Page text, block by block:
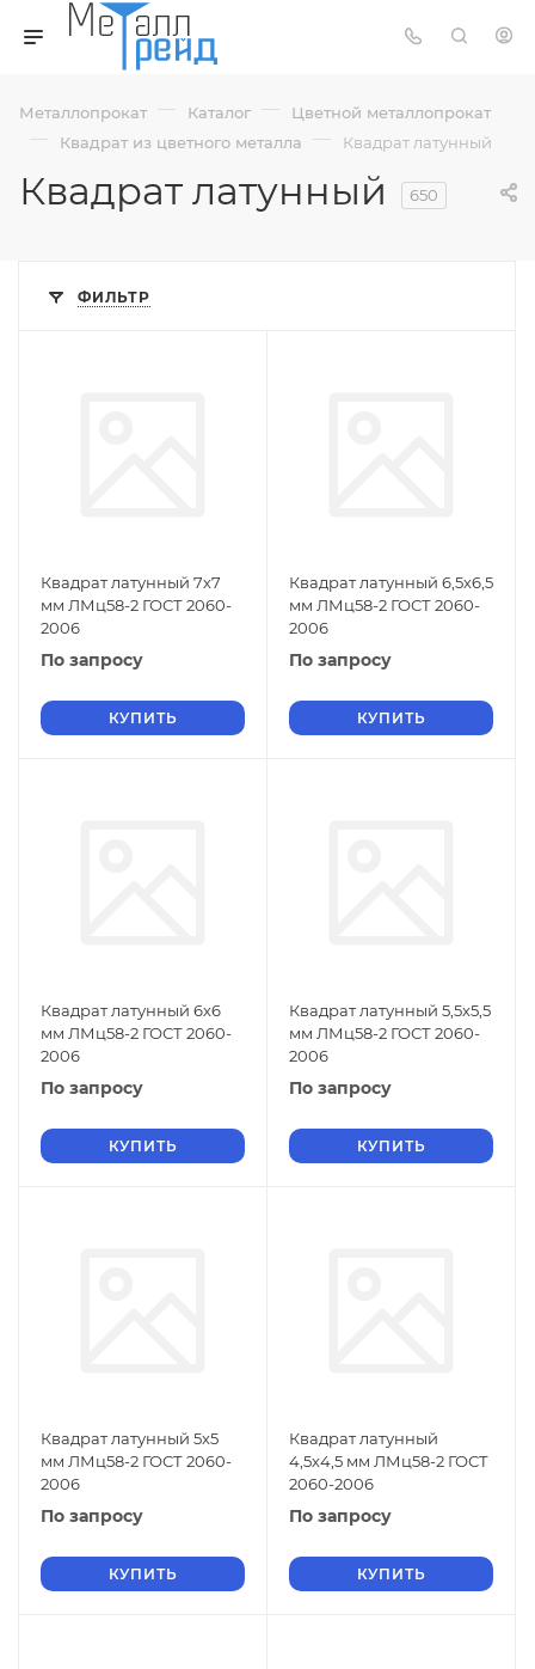
Металлопрокат — Каталог — Цветной металлопрокат
— Квадрат из цветного металла — Квадрат латунный
Квадрат латунный 650
ФИЛЬТР
Квадрат латунный 7х7
мм ЛМц58-2 ГОСТ 2060-
2006
По запросу
КУПИТЬ
Квадрат латунный 6,5х6,5
мм ЛМц58-2 ГОСТ 2060-
2006
По запросу
КУПИТЬ
Квадрат латунный 6х6
мм ЛМц58-2 ГОСТ 2060-
2006
По запросу
КУПИТЬ
Квадрат латунный 5,5х5,5
мм ЛМц58-2 ГОСТ 2060-
2006
По запросу
КУПИТЬ
Квадрат латунный 5х5
мм ЛМц58-2 ГОСТ 2060-
2006
По запросу
КУПИТЬ
Квадрат латунный
4,5х4,5 мм ЛМц58-2 ГОСТ
2060-2006
По запросу
КУПИТЬ